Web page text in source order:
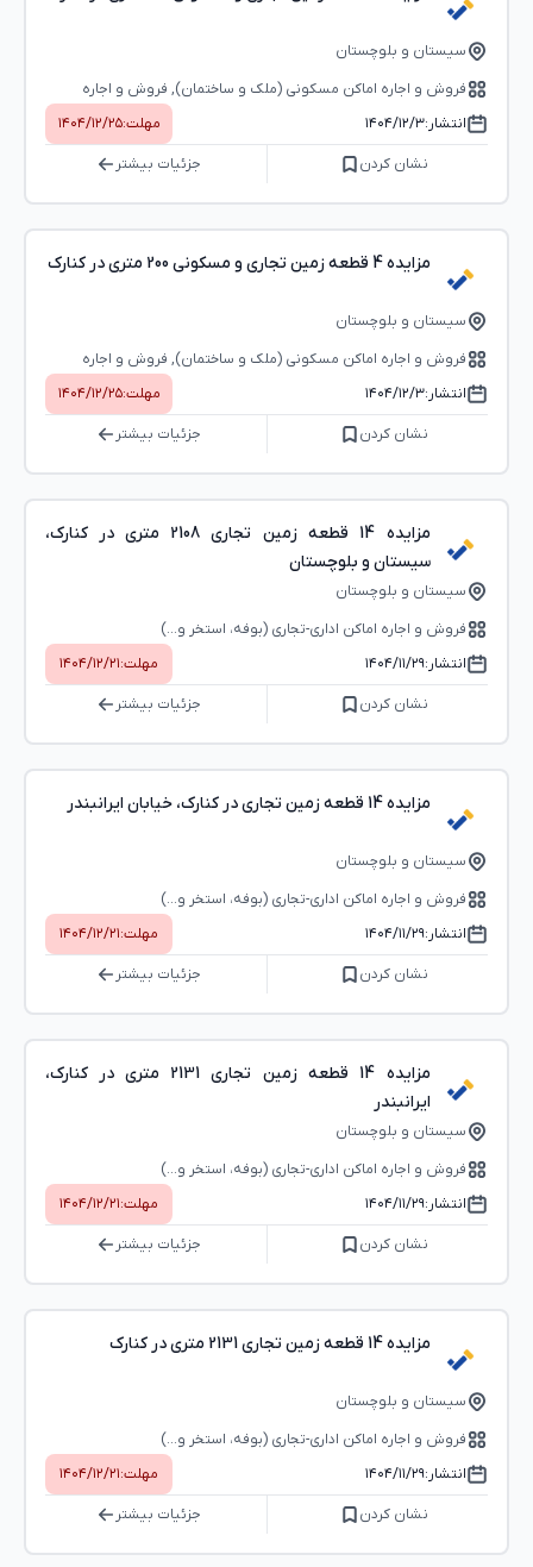
سیستان و بلوچستان
فروش و اجاره اماکن مسکونی (ملک و ساختمان), فروش و اجاره
اماکن اداری-تجاری (بوفه، استخر و...)
انتشار:۱۴۰۴/۱۲/۳ مهلت:۱۴۰۴/۱۲/۲۵
نشان کردن جزئیات بیشتر
مزایده 4 قطعه زمین تجاری و مسکونی 200 متری در کنارک
سیستان و بلوچستان
فروش و اجاره اماکن مسکونی (ملک و ساختمان), فروش و اجاره
اماکن اداری-تجاری (بوفه، استخر و...)
انتشار:۱۴۰۴/۱۲/۳ مهلت:۱۴۰۴/۱۲/۲۵
نشان کردن جزئیات بیشتر
مزایده 14 قطعه زمین تجاری 2108 متری در کنارک،
سیستان و بلوچستان
سیستان و بلوچستان
فروش و اجاره اماکن اداری-تجاری (بوفه، استخر و...)
انتشار:۱۴۰۴/۱۱/۲۹ مهلت:۱۴۰۴/۱۲/۲۱
نشان کردن جزئیات بیشتر
مزایده 14 قطعه زمین تجاری در کنارک، خیابان ایرانبندر
سیستان و بلوچستان
فروش و اجاره اماکن اداری-تجاری (بوفه، استخر و...)
انتشار:۱۴۰۴/۱۱/۲۹ مهلت:۱۴۰۴/۱۲/۲۱
نشان کردن جزئیات بیشتر
مزایده 14 قطعه زمین تجاری 2131 متری در کنارک،
ایرانبندر
سیستان و بلوچستان
فروش و اجاره اماکن اداری-تجاری (بوفه، استخر و...)
انتشار:۱۴۰۴/۱۱/۲۹ مهلت:۱۴۰۴/۱۲/۲۱
نشان کردن جزئیات بیشتر
مزایده 14 قطعه زمین تجاری 2131 متری در کنارک
سیستان و بلوچستان
فروش و اجاره اماکن اداری-تجاری (بوفه، استخر و...)
انتشار:۱۴۰۴/۱۱/۲۹ مهلت:۱۴۰۴/۱۲/۲۱
نشان کردن جزئیات بیشتر